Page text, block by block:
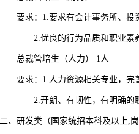
要求： 1.要求有会计事务所、投
2.优良的行为品质和职业素
总裁管培生（人力） 1 人
要求： 1. 人力资源相关专业，完
2.开朗、有韧性，有明确的
二、研发类（国家统招本科及以上